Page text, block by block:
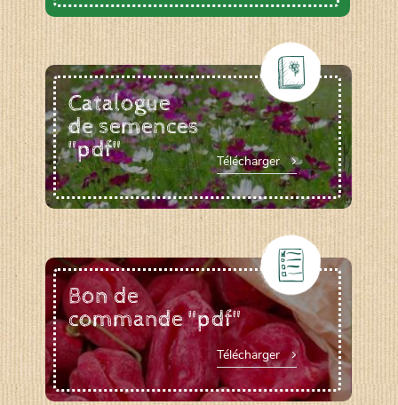
Catalogue
de semences
"pdf"
Télécharger
Bon de
commande "pdf"
Télécharger